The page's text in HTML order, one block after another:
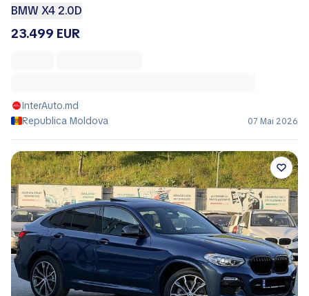
BMW X4 2.0D
23.499 EUR
InterAuto.md
Republica Moldova
07 Mai 2026